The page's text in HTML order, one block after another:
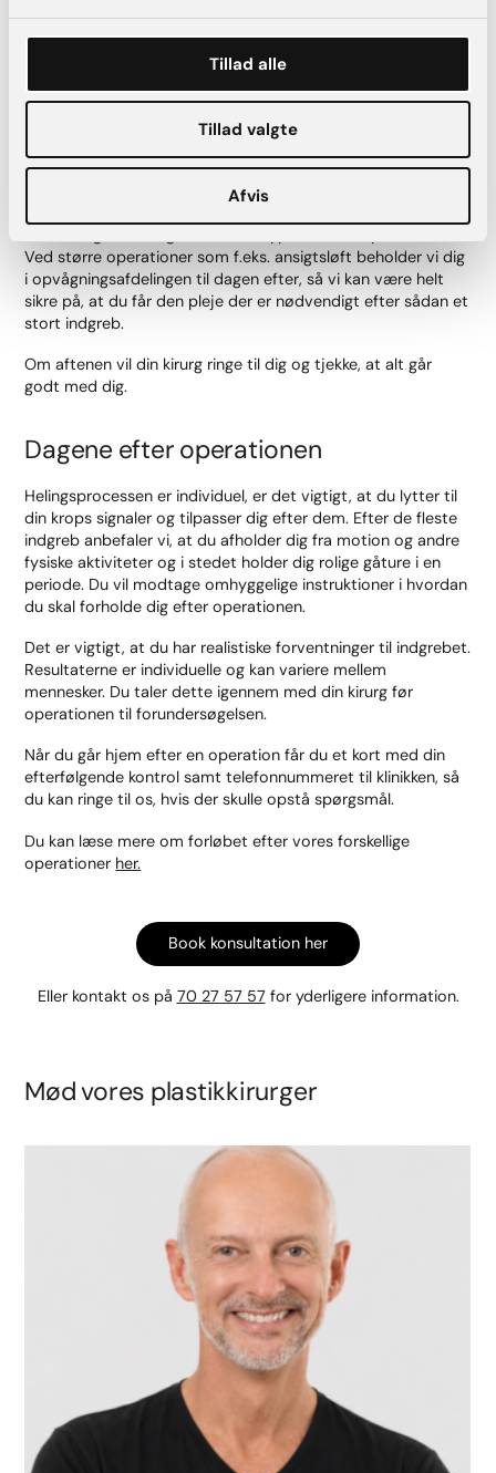
Tillad alle
Tillad valgte
Afvis
opvågningssygeplejerske, der kontrollerer at du har det godt
og kommer tilbage til dig selv efter operationen. Hun sætter
Aftercare-forløb i gang i din AK Aesthetics app
Du får regelmæssig smertelindring så længe dette er
nødvendigt. Personalet vurderer løbende behovet for
Når du er kommet til dig selv og ikke længere har brug for
Ved større operationer som f.eks. ansigtsløft beholder vi dig
i opvågningsafdelingen til dagen efter, så vi kan være helt
sikre på, at du får den pleje der er nødvendigt efter sådan et
stort indgreb.
Om aftenen vil din kirurg ringe til dig og tjekke, at alt går
godt med dig.
Dagene efter operationen
Helingsprocessen er individuel, er det vigtigt, at du lytter til
din krops signaler og tilpasser dig efter dem. Efter de fleste
indgreb anbefaler vi, at du afholder dig fra motion og andre
fysiske aktiviteter og i stedet holder dig rolige gåture i en
periode. Du vil modtage omhyggelige instruktioner i hvordan
du skal forholde dig efter operationen.
Det er vigtigt, at du har realistiske forventninger til indgrebet.
Resultaterne er individuelle og kan variere mellem
mennesker. Du taler dette igennem med din kirurg før
operationen til forundersøgelsen.
Når du går hjem efter en operation får du et kort med din
efterfølgende kontrol samt telefonnummeret til klinikken, så
du kan ringe til os, hvis der skulle opstå spørgsmål.
Du kan læse mere om forløbet efter vores forskellige
operationer her.
Book konsultation her
Eller kontakt os på 70 27 57 57for yderligere information.
Mød vores plastikkirurger